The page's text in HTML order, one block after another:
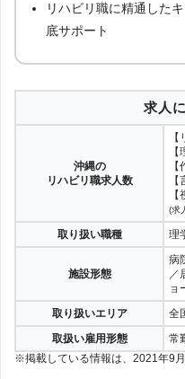
リハビリ職に精通した
底サポート
求人
沖縄の
リハビリ職求人数
(求
取り扱い職種 理
施設形態
病
／
ョ
取り扱いエリア
全
取扱い雇用形態
常
※掲載している情報は、2021年9